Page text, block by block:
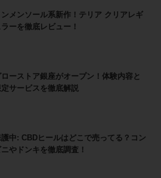
ンメンソール系新作！テリア クリアレギ
ラーを徹底レビュー！
ローストア銀座がオープン！体験内容と
定サービスを徹底解説
護中: CBDヒールはどこで売ってる？コン
ニやドンキを徹底調査！